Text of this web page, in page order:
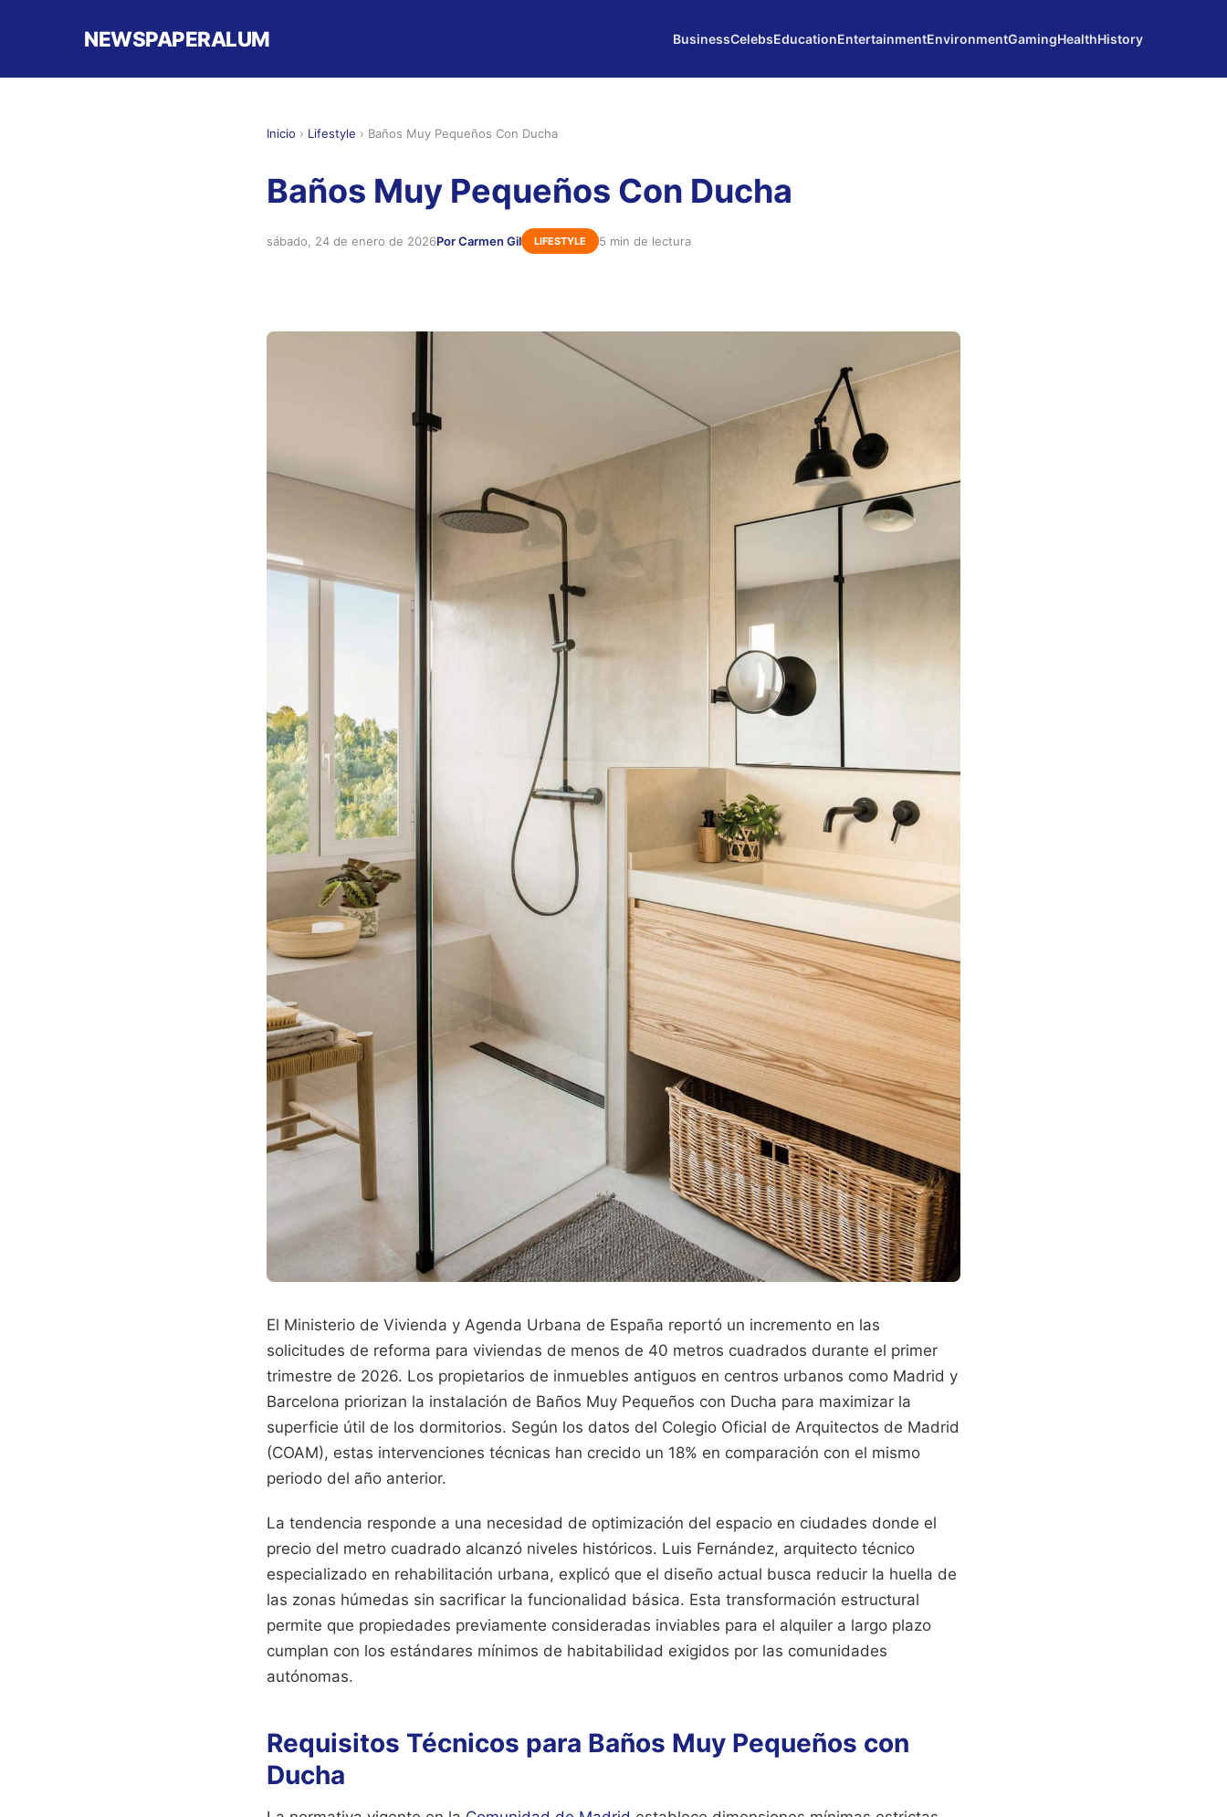
NEWSPAPERALUM BusinessCelebsEducationEntertainmentEnvironmentGamingHealthHistory
Inicio › Lifestyle › Baños Muy Pequeños Con Ducha
Baños Muy Pequeños Con Ducha
sábado, 24 de enero de 2026Por Carmen Gil LIFESTYLE 5 min de lectura
El Ministerio de Vivienda y Agenda Urbana de España reportó un incremento en las
solicitudes de reforma para viviendas de menos de 40 metros cuadrados durante el primer
trimestre de 2026. Los propietarios de inmuebles antiguos en centros urbanos como Madrid y
Barcelona priorizan la instalación de Baños Muy Pequeños con Ducha para maximizar la
superficie útil de los dormitorios. Según los datos del Colegio Oficial de Arquitectos de Madrid
(COAM), estas intervenciones técnicas han crecido un 18% en comparación con el mismo
periodo del año anterior.
La tendencia responde a una necesidad de optimización del espacio en ciudades donde el
precio del metro cuadrado alcanzó niveles históricos. Luis Fernández, arquitecto técnico
especializado en rehabilitación urbana, explicó que el diseño actual busca reducir la huella de
las zonas húmedas sin sacrificar la funcionalidad básica. Esta transformación estructural
permite que propiedades previamente consideradas inviables para el alquiler a largo plazo
cumplan con los estándares mínimos de habitabilidad exigidos por las comunidades
autónomas.
Requisitos Técnicos para Baños Muy Pequeños con
Ducha